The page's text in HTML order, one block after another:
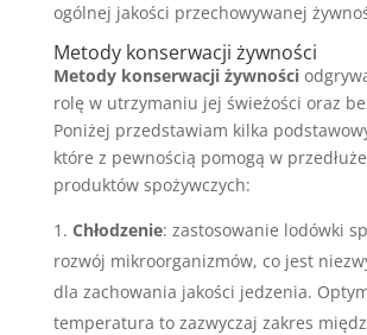
ogólnej jakości przechowywanej
Metody konserwacji żywności
Metody konserwacji żywności
rolę w utrzymaniu jej świeżości oraz
Poniżej przedstawiam kilka
które z pewnością pomogą w
produktów spożywczych:
Chłodzenie: zastosowanie lodówki
rozwój mikroorganizmów, co jest
dla zachowania jakości jedzenia.
temperatura to zazwyczaj zakres